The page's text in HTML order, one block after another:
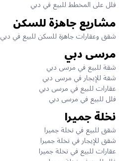
فلل على المخطط للبيع في دبي
مشاريع جاهزة للسكن
شقق وعقارات جاهزة للسكن للبيع في دبي
مرسى دبي
شقة للبيع في مرسى دبي
شقة للإيجار في مرسى دبي
عقارات للبيع في مرسى دبي
فلل للبيع في مرسى دبي
نخلة جميرا
شقق للبيع في نخلة جميرا
شقق للإيجار في نخلة جميرا
عقارات للبيع في نخلة جميرا